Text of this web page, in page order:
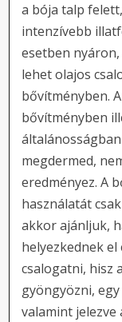
a bója talp
intenzívebb
esetben
lehet olajos
bővítményben.
bővítményben
megdermed,
eredményez. A
használatát
akkor ajánljuk,
helyezkednek
csalogatni, hisz
gyöngyözni,
valamint